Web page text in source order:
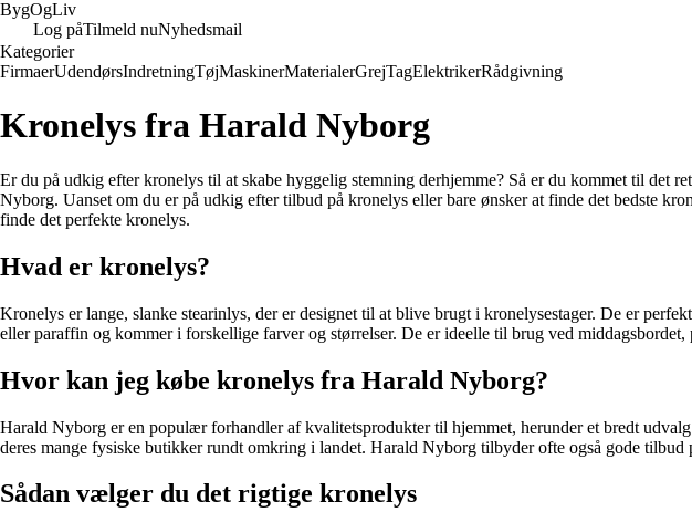
BygOgLiv
Log påTilmeld nuNyhedsmail
Kategorier
FirmaerUdendørsIndretningTøjMaskinerMaterialerGrejTagElektrikerRådgivning
Kronelys fra Harald Nyborg
Er du på udkig efter kronelys til at skabe hyggelig stemning derhjemme? Så er du kommet til
Nyborg. Uanset om du er på udkig efter tilbud på kronelys eller bare ønsker at finde det bedste
finde det perfekte kronelys.
Hvad er kronelys?
Kronelys er lange, slanke stearinlys, der er designet til at blive brugt i kronelysestager. De er
eller paraffin og kommer i forskellige farver og størrelser. De er ideelle til brug ved
Hvor kan jeg købe kronelys fra Harald Nyborg?
Harald Nyborg er en populær forhandler af kvalitetsprodukter til hjemmet, herunder et bredt
deres mange fysiske butikker rundt omkring i landet. Harald Nyborg tilbyder ofte også gode
Sådan vælger du det rigtige kronelys